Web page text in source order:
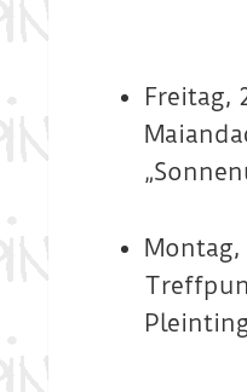
Freitag,